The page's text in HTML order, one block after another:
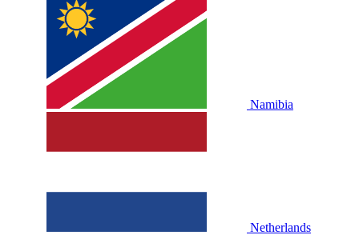
Namibia
Netherlands